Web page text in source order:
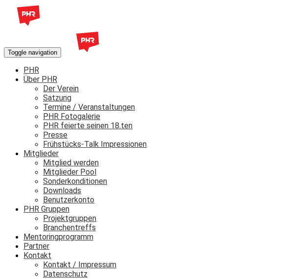
Toggle navigation
PHR
Über PHR
Der Verein
Satzung
Termine / Veranstaltungen
PHR Fotogalerie
PHR feierte seinen 18.ten
Presse
Frühstücks-Talk Impressionen
Mitglieder
Mitglied werden
Mitglieder Pool
Sonderkonditionen
Downloads
Benutzerkonto
PHR Gruppen
Projektgruppen
Branchentreffs
Mentoringprogramm
Partner
Kontakt
Kontakt / Impressum
Datenschutz